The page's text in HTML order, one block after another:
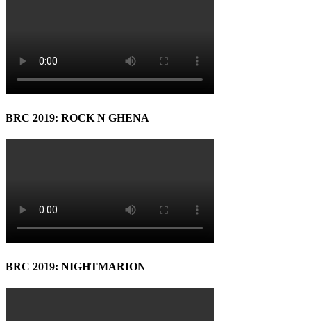
BRC 2019: ROCK N GHENA
BRC 2019: NIGHTMARION